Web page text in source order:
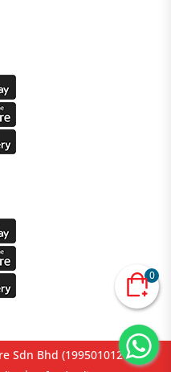
Sdn Bhd (199501012653
0